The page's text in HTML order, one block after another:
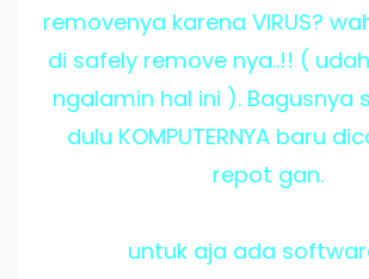
removenya karena VIRUS?
di safely remove nya..!! (
ngalamin hal ini ). Bagusnya
dulu KOMPUTERNYA baru
repot gan.
untuk aja ada